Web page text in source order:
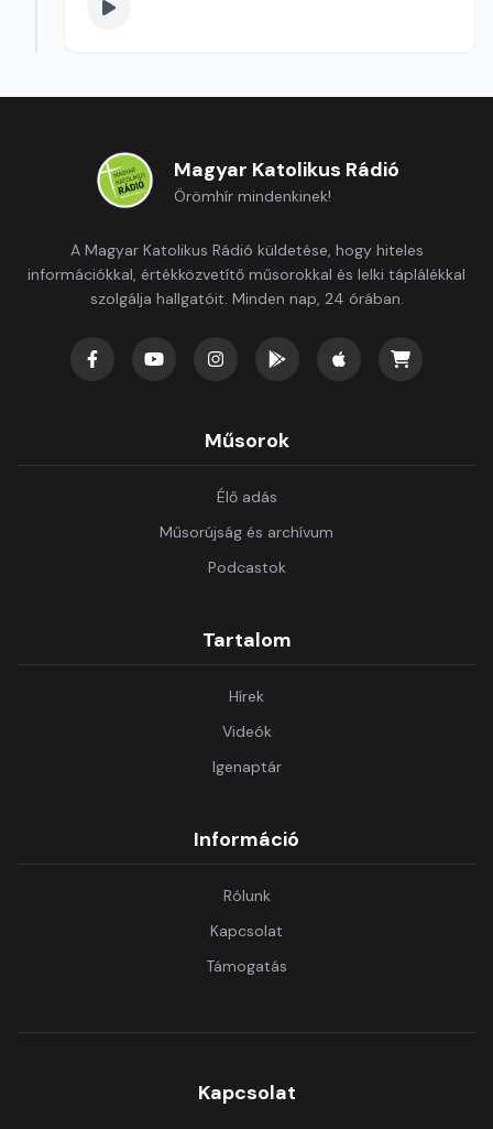
Magyar Katolikus Rádió
Örömhír mindenkinek!
A Magyar Katolikus Rádió küldetése, hogy hiteles
információkkal, értékközvetítő műsorokkal és lelki táplálékkal
szolgálja hallgatóit. Minden nap, 24 órában.
Műsorok
Élő adás
Műsorújság és archívum
Podcastok
Tartalom
Hírek
Videók
Igenaptár
Információ
Rólunk
Kapcsolat
Támogatás
Kapcsolat